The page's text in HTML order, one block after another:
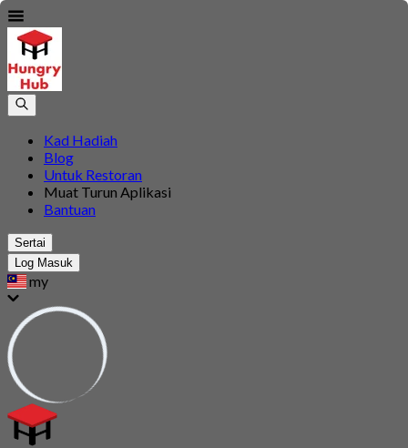
Kad Hadiah
Blog
Untuk Restoran
Muat Turun Aplikasi
Bantuan
Sertai
Log Masuk
my